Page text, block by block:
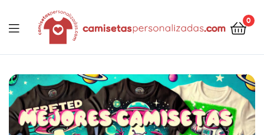
Camisetaspersonalizadas.com
0